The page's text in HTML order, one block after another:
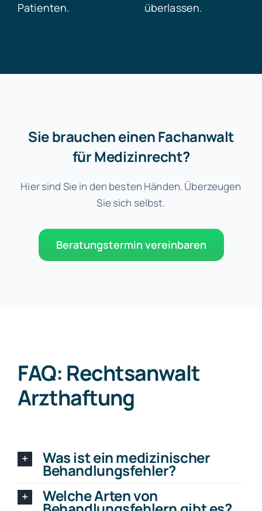
Patienten.
überlassen.
Sie brauchen einen Fachanwalt
für Medizinrecht?
Hier sind Sie in den besten Händen. Überzeugen
Sie sich selbst.
Beratungstermin vereinbaren
FAQ: Rechtsanwalt
Arzthaftung
Was ist ein medizinischer
Behandlungsfehler?
Welche Arten von